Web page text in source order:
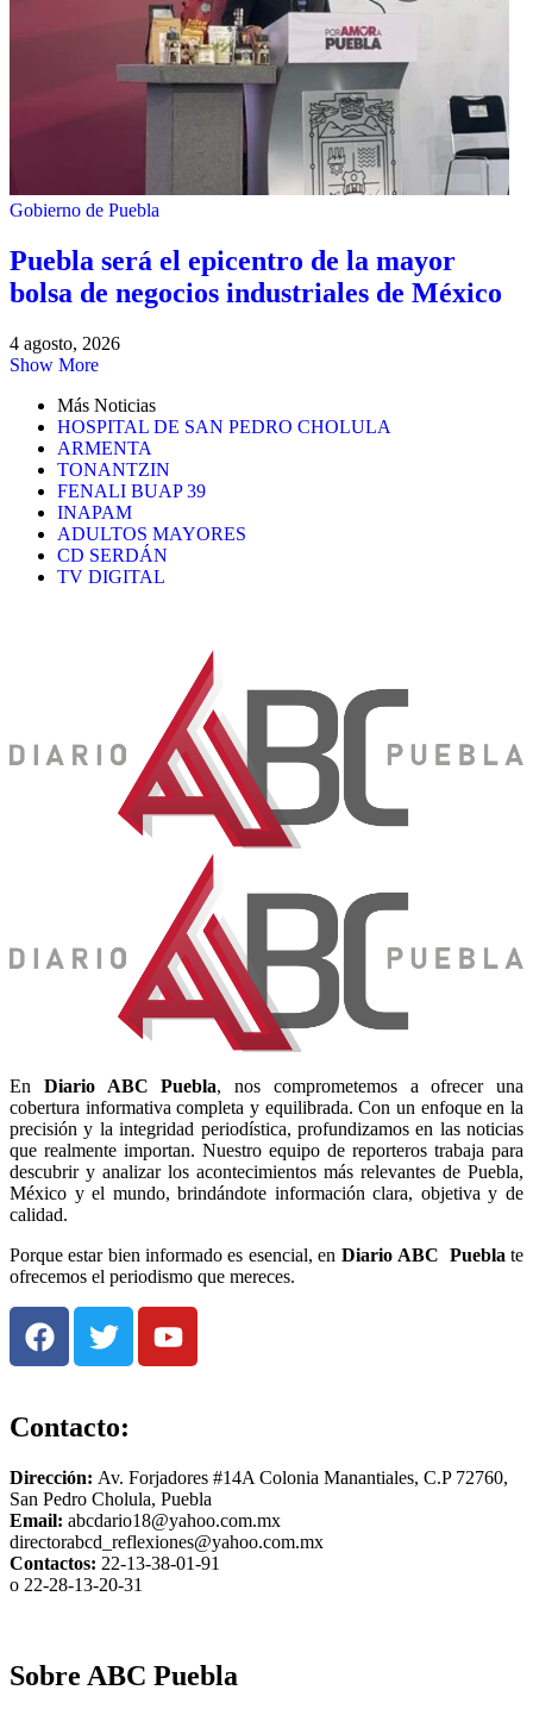
Gobierno de Puebla
Puebla será el epicentro de la mayor
bolsa de negocios industriales de México
4 agosto, 2026
Show More
Más Noticias
HOSPITAL DE SAN PEDRO CHOLULA
ARMENTA
TONANTZIN
FENALI BUAP 39
INAPAM
ADULTOS MAYORES
CD SERDÁN
TV DIGITAL
En Diario ABC Puebla, nos comprometemos a ofrecer una
cobertura informativa completa y equilibrada. Con un enfoque en la
precisión y la integridad periodística, profundizamos en las noticias
que realmente importan. Nuestro equipo de reporteros trabaja para
descubrir y analizar los acontecimientos más relevantes de Puebla,
México y el mundo, brindándote información clara, objetiva y de
calidad.
Porque estar bien informado es esencial, en Diario ABC Pueblate
ofrecemos el periodismo que mereces.
Contacto:
Dirección: Av. Forjadores #14A Colonia Manantiales, C.P 72760,
San Pedro Cholula, Puebla
Email: abcdario18@yahoo.com.mx
directorabcd_reflexiones@yahoo.com.mx
Contactos: 22-13-38-01-91
o 22-28-13-20-31
Sobre ABC Puebla